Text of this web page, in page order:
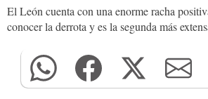
El León cuenta con una enorme racha
conocer la derrota y es la segunda más